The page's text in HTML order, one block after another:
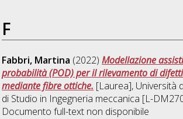
F
Fabbri, Martina (2022)Modellazione
probabilità (POD) per il rilevamento di
mediante fibre ottiche. [Laurea], Università
di Studio in Ingegneria meccanica [L-
Documento full-text non disponibile